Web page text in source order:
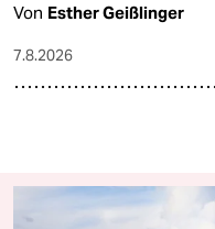
Von Esther Geißlinger
7.8.2026